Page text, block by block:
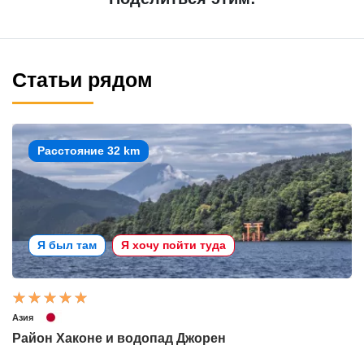
Статьи рядом
Расстояние 32 km
Я был там Я хочу пойти туда
Азия
Район Хаконе и водопад Джорен